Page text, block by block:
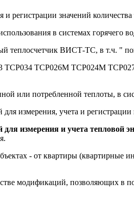
и регистрации значений
в системах
теплосчетчик ВИСТ-ТС, в т.ч. "
ТСР026М ТСР024М ТСР027)
или потребленной теплоты, в
для измерения, учета и
измерения и учета тепловой
- от квартиры
модификаций, позволяющих в